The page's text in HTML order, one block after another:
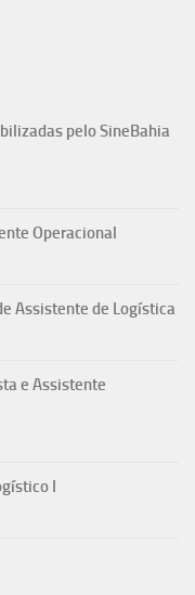
pelo SineBahia
Operacional
Assistente de Logística
e Assistente
I